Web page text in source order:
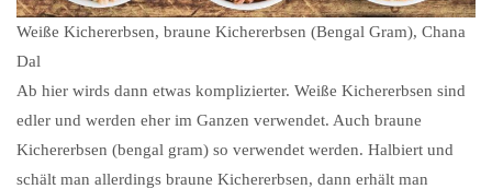
Weiße Kichererbsen, braune Kichererbsen (Bengal Gram), Chana
Dal
Ab hier wirds dann etwas komplizierter. Weiße Kichererbsen sind
edler und werden eher im Ganzen verwendet. Auch braune
Kichererbsen (bengal gram) so verwendet werden. Halbiert und
schält man allerdings braune Kichererbsen, dann erhält man